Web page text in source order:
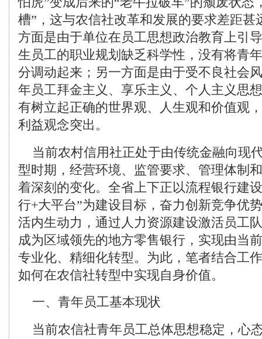
槽”，这与农信社改革和发展的要求差距甚
方面是由于单位在员工思想政治教育上引
生员工的职业规划缺乏科学性，没有将青
分调动起来；另一方面是由于受不良社会
年员工拜金主义、享乐主义、个人主义思
有树立起正确的世界观、人生观和价值观
利益观念突出。
当前农村信用社正处于由传统金融向现
型时期，经营环境、监管要求、管理体制
着深刻的变化。全省上下正以流程银行建
行+大平台”为建设目标，奋力创新竞争优
活内生动力，通过人力资源建设激活员工
成为区域领先的地方零售银行，实现由当
专业化、精细化转型。为此，笔者结合工
如何在农信社转型中实现自身价值。
一、青年员工基本现状
当前农信社青年员工总体思想稳定，心